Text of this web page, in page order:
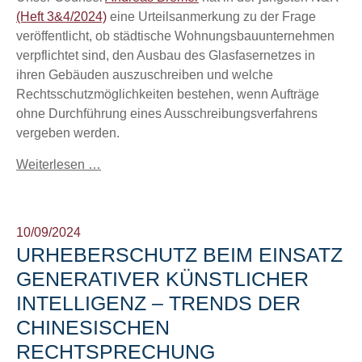
(Heft 3&4/2024) eine Urteilsanmerkung zu der Frage
veröffentlicht, ob städtische Wohnungsbauunternehmen
verpflichtet sind, den Ausbau des Glasfasernetzes in
ihren Gebäuden auszuschreiben und welche
Rechtsschutzmöglichkeiten bestehen, wenn Aufträge
ohne Durchführung eines Ausschreibungsverfahrens
vergeben werden.
Weiterlesen …
10/09/2024
URHEBERSCHUTZ BEIM EINSATZ
GENERATIVER KÜNSTLICHER
INTELLIGENZ – TRENDS DER
CHINESISCHEN
RECHTSPRECHUNG